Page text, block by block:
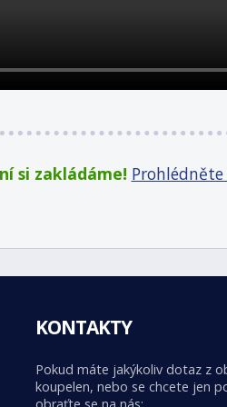
si zakládáme! Prohlédněte
KONTAKTY
Pokud máte jakýkoliv dotaz z
koupelen, nebo se chcete jen